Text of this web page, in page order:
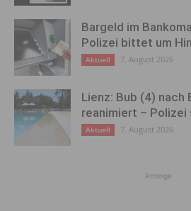
Bargeld im
Polizei bittet um
Aktuell 7. August 2026
Lienz: Bub (4) nach
reanimiert – Polizei
Aktuell 7. August 2026
Anzeige